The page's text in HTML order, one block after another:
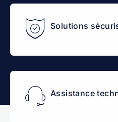
Solutions
Assistance